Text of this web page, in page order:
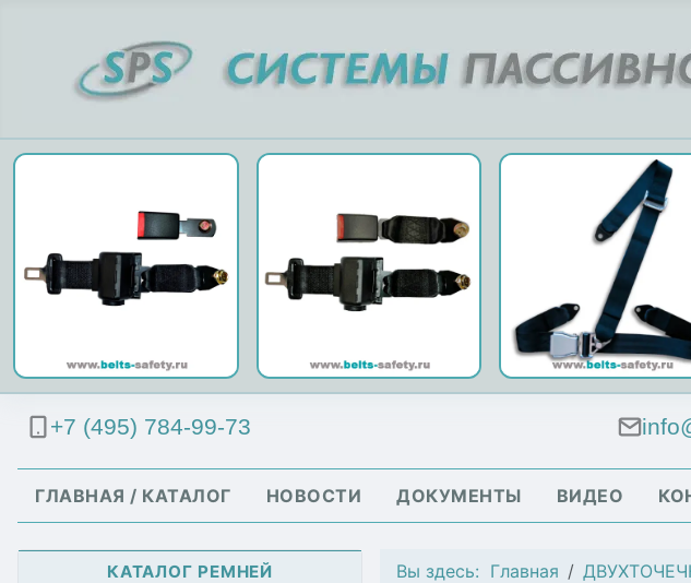
+7 (495) 784-99-73
ГЛАВНАЯ / КАТАЛОГ НОВОСТИ ДОКУМЕНТЫ ВИДЕО
КАТАЛОГ РЕМНЕЙ
Вы здесь: Главная